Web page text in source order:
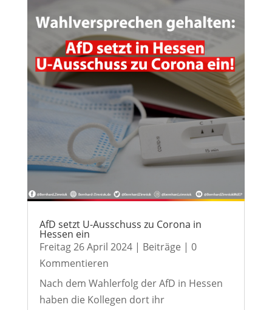
AfD setzt U-Ausschuss zu Corona in
Hessen ein
Freitag 26 April 2024| Beiträge | 0
Kommentieren
Nach dem Wahlerfolg der AfD in Hessen
haben die Kollegen dort ihr